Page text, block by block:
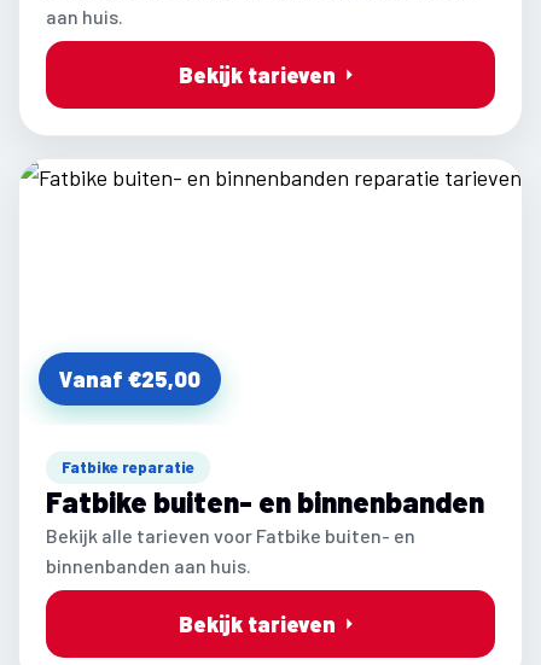
aan huis.
Bekijk tarieven
Vanaf €25,00
Fatbike reparatie
Fatbike buiten- en binnenbanden
Bekijk alle tarieven voor Fatbike buiten- en
binnenbanden aan huis.
Bekijk tarieven